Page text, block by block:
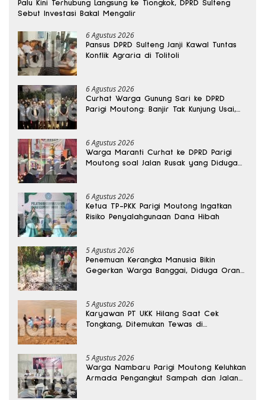
Palu Kini Terhubung Langsung ke Tiongkok, DPRD Sulteng
Sebut Investasi Bakal Mengalir
6 Agustus 2026
Pansus DPRD Sulteng Janji Kawal Tuntas
Konflik Agraria di Tolitoli
6 Agustus 2026
Curhat Warga Gunung Sari ke DPRD
Parigi Moutong: Banjir Tak Kunjung Usai,
6 Agustus 2026
Warga Maranti Curhat ke DPRD Parigi
Moutong soal Jalan Rusak yang Diduga
6 Agustus 2026
Ketua TP-PKK Parigi Moutong Ingatkan
Risiko Penyalahgunaan Dana Hibah
5 Agustus 2026
Penemuan Kerangka Manusia Bikin
Gegerkan Warga Banggai, Diduga Orang
5 Agustus 2026
Karyawan PT UKK Hilang Saat Cek
Tongkang, Ditemukan Tewas di
5 Agustus 2026
Warga Nambaru Parigi Moutong Keluhkan
Armada Pengangkut Sampah dan Jalan